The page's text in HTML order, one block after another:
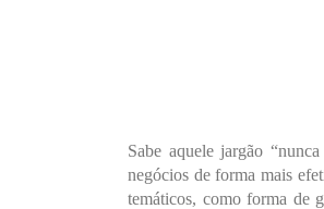
Sabe aquele jargão
negócios de forma mais
temáticos, como forma de